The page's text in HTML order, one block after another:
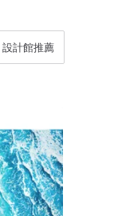
設計館推薦